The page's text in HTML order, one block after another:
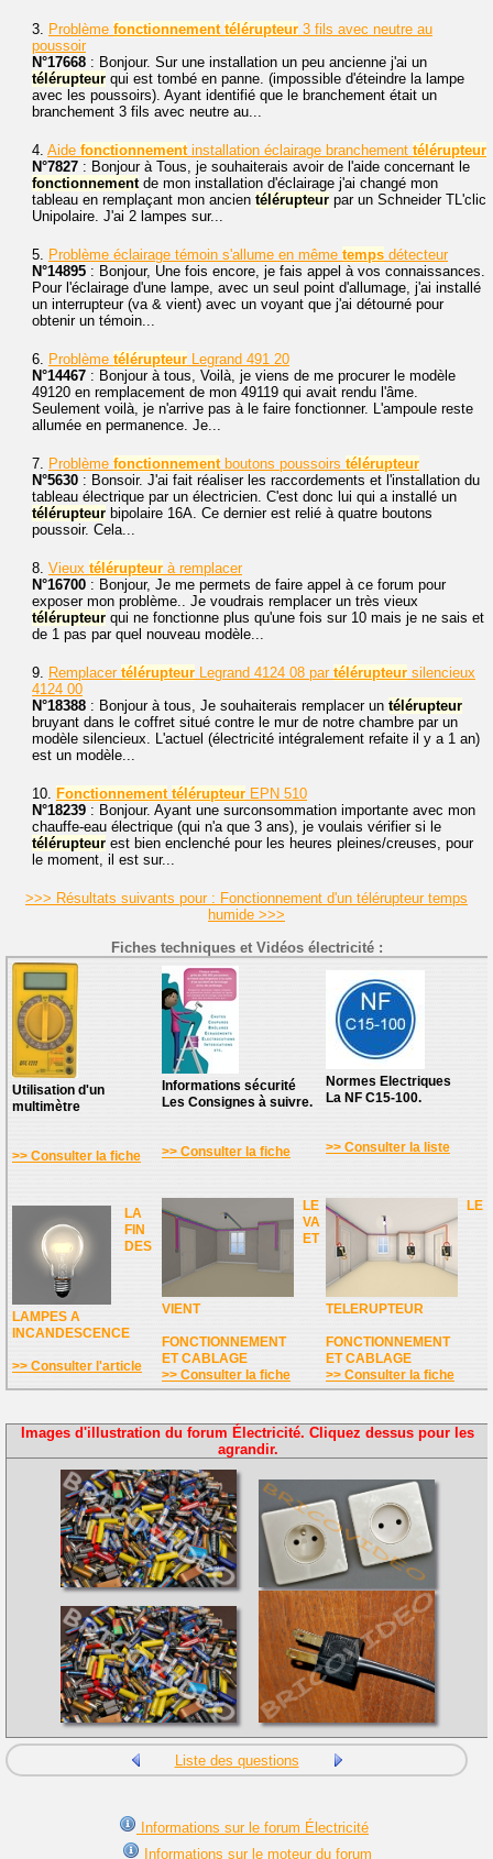
3. Problème fonctionnement télérupteur 3 fils avec neutre au
poussoir
N°17668 : Bonjour. Sur une installation un peu ancienne j'ai un
télérupteur qui est tombé en panne. (impossible d'éteindre la lampe
avec les poussoirs). Ayant identifié que le branchement était un
branchement 3 fils avec neutre au...
4. Aide fonctionnementinstallation éclairage branchement télérupteur
N°7827 : Bonjour à Tous, je souhaiterais avoir de l'aide concernant le
fonctionnementde mon installation d'éclairage j'ai changé mon
tableau en remplaçant mon ancien télérupteur par un Schneider TL'clic
Unipolaire. J'ai 2 lampes sur...
5. Problème éclairage témoin s'allume en même temps détecteur
N°14895 : Bonjour, Une fois encore, je fais appel à vos connaissances.
Pour l'éclairage d'une lampe, avec un seul point d'allumage, j'ai installé
un interrupteur (va & vient) avec un voyant que j'ai détourné pour
obtenir un témoin...
6. Problème télérupteur Legrand 491 20
N°14467 : Bonjour à tous, Voilà, je viens de me procurer le modèle
49120 en remplacement de mon 49119 qui avait rendu l'âme.
Seulement voilà, je n'arrive pas à le faire fonctionner. L'ampoule reste
allumée en permanence. Je...
7. Problème fonctionnementboutons poussoirs télérupteur
N°5630 : Bonsoir. J'ai fait réaliser les raccordements et l'installation du
tableau électrique par un électricien. C'est donc lui qui a installé un
télérupteur bipolaire 16A. Ce dernier est relié à quatre boutons
poussoir. Cela...
8. Vieux télérupteur à remplacer
N°16700 : Bonjour, Je me permets de faire appel à ce forum pour
exposer mon problème.. Je voudrais remplacer un très vieux
télérupteur qui ne fonctionne plus qu'une fois sur 10 mais je ne sais et
de 1 pas par quel nouveau modèle...
9. Remplacer télérupteur Legrand 4124 08 par télérupteur silencieux
4124 00
N°18388 : Bonjour à tous, Je souhaiterais remplacer un télérupteur
bruyant dans le coffret situé contre le mur de notre chambre par un
modèle silencieux. L'actuel (électricité intégralement refaite il y a 1 an)
est un modèle...
10. Fonctionnement télérupteur EPN 510
N°18239 : Bonjour. Ayant une surconsommation importante avec mon
chauffe-eau électrique (qui n'a que 3 ans), je voulais vérifier si le
télérupteur est bien enclenché pour les heures pleines/creuses, pour
le moment, il est sur...
>>> Résultats suivants pour : Fonctionnement d'un télérupteur temps
humide >>>
Fiches techniques et Vidéos électricité :
Utilisation d'un
multimètre
>> Consulter la fiche
Informations sécurité
Les Consignes à suivre.
>> Consulter la fiche
Normes Electriques
La NF C15-100.
>> Consulter la liste
LA
FIN
DES
LAMPES A
INCANDESCENCE
>> Consulter l'article
LE
VA
ET
VIENT
FONCTIONNEMENT
ET CABLAGE
>> Consulter la fiche
LE
TELERUPTEUR
FONCTIONNEMENT
ET CABLAGE
>> Consulter la fiche
Images d'illustration du forum Électricité. Cliquez dessus pour les
agrandir.
Liste des questions
Informations sur le forum Électricité
Informations sur le moteur du forum